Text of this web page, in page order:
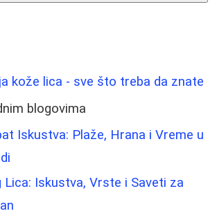
kože lica - sve što treba da znate
blogovima
Iskustva: Plaže, Hrana i Vreme u
Lica: Iskustva, Vrste i Saveti za